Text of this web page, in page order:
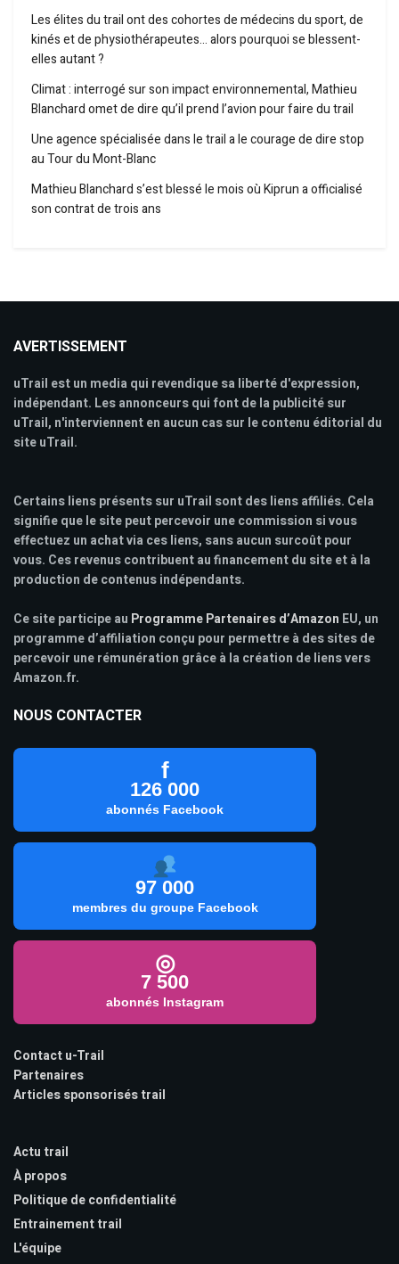
Les élites du trail ont des cohortes de médecins du sport, de
kinés et de physiothérapeutes… alors pourquoi se blessent-
elles autant ?
Climat : interrogé sur son impact environnemental, Mathieu
Blanchard omet de dire qu’il prend l’avion pour faire du trail
Une agence spécialisée dans le trail a le courage de dire stop
au Tour du Mont-Blanc
Mathieu Blanchard s’est blessé le mois où Kiprun a officialisé
son contrat de trois ans
AVERTISSEMENT
uTrail est un media qui revendique sa liberté d'expression,
indépendant. Les annonceurs qui font de la publicité sur
uTrail, n'interviennent en aucun cas sur le contenu éditorial du
site uTrail.
Certains liens présents sur uTrail sont des liens affiliés. Cela
signifie que le site peut percevoir une commission si vous
effectuez un achat via ces liens, sans aucun surcoût pour
vous. Ces revenus contribuent au financement du site et à la
production de contenus indépendants.
Ce site participe au Programme Partenaires d’Amazon EU, un
programme d’affiliation conçu pour permettre à des sites de
percevoir une rémunération grâce à la création de liens vers
Amazon.fr.
NOUS CONTACTER
f
126 000
abonnés Facebook
97 000
membres du groupe Facebook
◎
7 500
abonnés Instagram
Contact u-Trail
Partenaires
Articles sponsorisés trail
Actu trail
À propos
Politique de confidentialité
Entrainement trail
L'équipe